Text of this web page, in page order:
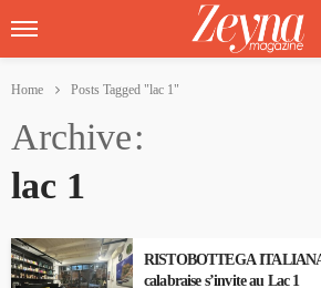
Home Posts Tagged "lac 1"
Archive
lac 1
RISTOBOTTEGA
calabraise s’invite au Lac 1